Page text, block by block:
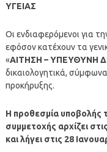
ΥΓΕΙΑΣ
Οι ενδιαφερόμενοι για
εφόσον κατέχουν τα
«ΑΙΤΗΣΗ – ΥΠΕΥΘΥΝΗ
δικαιολογητικά,
προκήρυξης.
Η προθεσµία υποβολής
συµµετοχής αρχίζει
και λήγει στις 28